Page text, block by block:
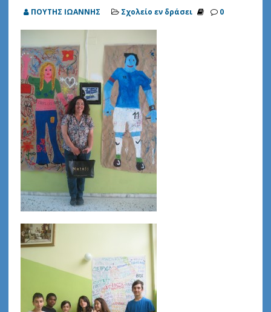
ΠΟΥΤΗΣ ΙΩΑΝΝΗΣ Σχολείο εν δράσει 0